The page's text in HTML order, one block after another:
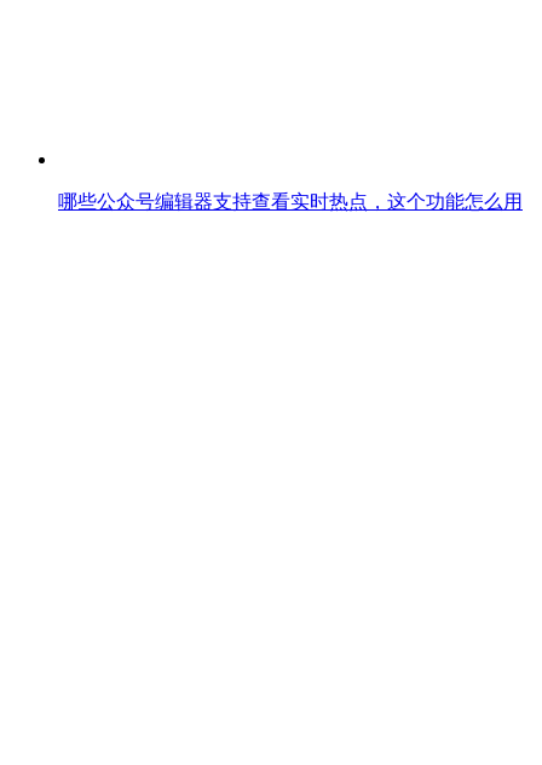
哪些公众号编辑器支持查看实时热点，这个功能怎么用